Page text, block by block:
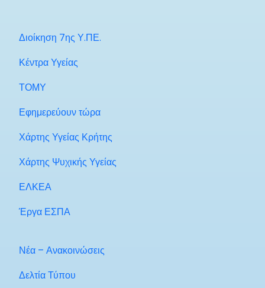
Διοίκηση 7ης Υ.ΠΕ.
Κέντρα Υγείας
ΤΟΜΥ
Εφημερεύουν τώρα
Χάρτης Υγείας Κρήτης
Χάρτης Ψυχικής Υγείας
ΕΛΚΕΑ
Έργα ΕΣΠΑ
Νέα – Ανακοινώσεις
Δελτία Τύπου